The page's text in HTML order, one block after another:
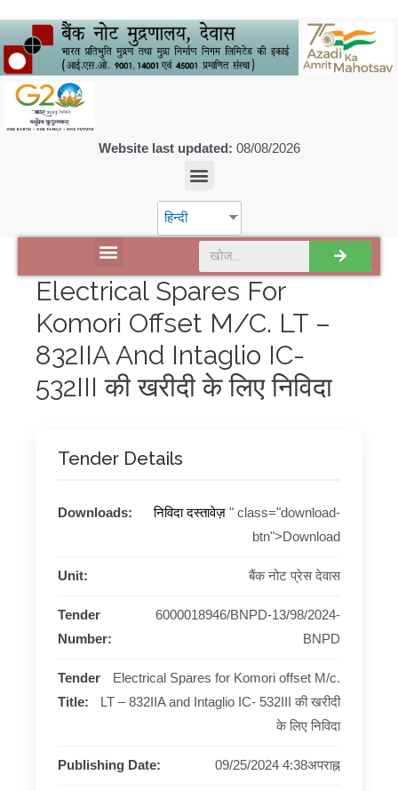
Website last updated: 08/08/2026
हिन्दी
Electrical Spares For
Komori Offset M/c. LT –
832IIA And Intaglio IC-
532III की खरीदी के लिए निविदा
Tender Details
Downloads: निविदा दस्तावेज़ " class="download-
btn">Download
Unit: बैंक नोट प्रेस देवास
Tender
Number:
6000018946/BNPD-13/98/2024-
BNPD
Tender
Title:
Electrical Spares for Komori offset M/c.
LT – 832IIA and Intaglio IC- 532III की खरीदी
के लिए निविदा
Publishing Date: 09/25/2024 4:38अपराह्न